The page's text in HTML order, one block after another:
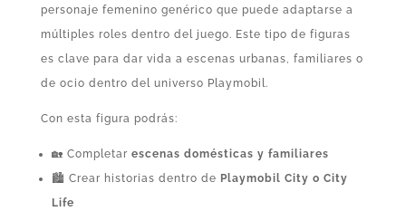
personaje femenino genérico que puede adaptarse a
múltiples roles dentro del juego. Este tipo de figuras
es clave para dar vida a escenas urbanas, familiares o
de ocio dentro del universo Playmobil.
Con esta figura podrás:
🏡 Completar escenas domésticas y familiares
🏙️ Crear historias dentro de Playmobil City o City
Life